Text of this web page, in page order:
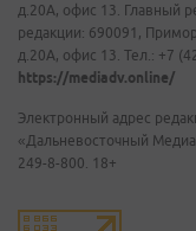
д.20А, офис 13. Главный
редакции: 690091,
д.20А, офис 13. Тел.: +7
https://mediadv.online/
Электронный адрес
«Дальневосточный
249-8-800. 18+